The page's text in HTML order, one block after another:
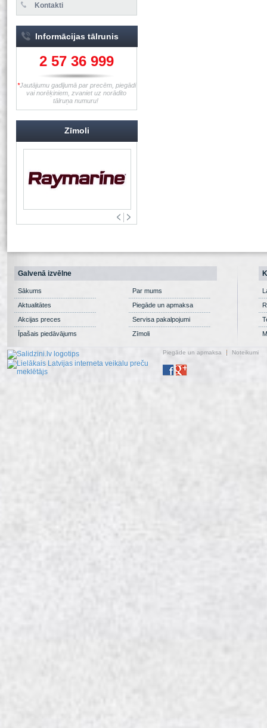
Kontakti
Informācijas tālrunis
2 57 36 999
*Jautājumu gadījumā par precēm, piegādi
vai norēķiniem, zvaniet uz norādīto
tālruņa numuru!
Zīmoli
Galvenā izvēlne
Sākums
Aktualitātes
Akcijas preces
Īpašais piedāvājums
Par mums
Piegāde un apmaksa
Servisa pakalpojumi
Zīmoli
Piegāde un apmaksa Noteikumi